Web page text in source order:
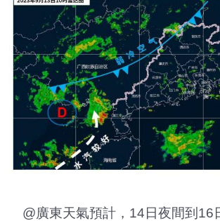
@廣東天氣預計，14日夜間到16